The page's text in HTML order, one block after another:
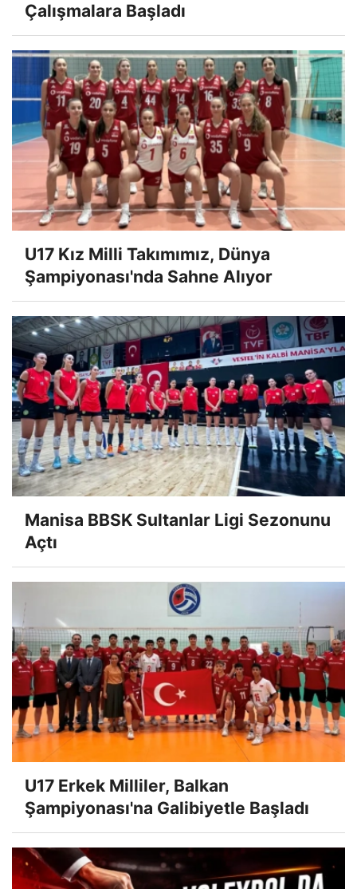
Çalışmalara Başladı
U17 Kız Milli Takımımız, Dünya
Şampiyonası'nda Sahne Alıyor
Manisa BBSK Sultanlar Ligi Sezonunu
Açtı
U17 Erkek Milliler, Balkan
Şampiyonası'na Galibiyetle Başladı